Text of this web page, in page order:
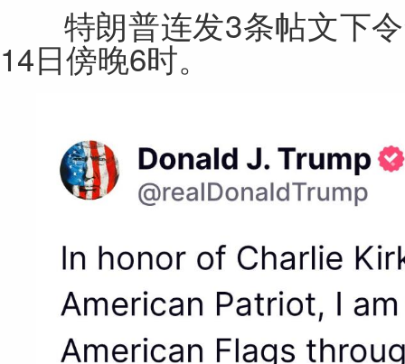
特朗普连发3条帖文下令
14日傍晚6时。